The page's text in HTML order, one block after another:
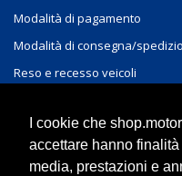
I cookie che
accettare hanno finalità
media, prestazioni e
Modalità di pagamento
Modalità di consegna/
Reso e recesso veicoli
ISCRIVITI ALLA